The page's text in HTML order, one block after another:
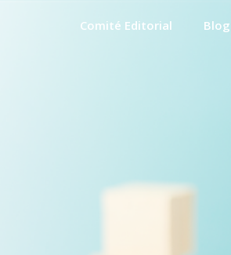
Comité Editorial Blog